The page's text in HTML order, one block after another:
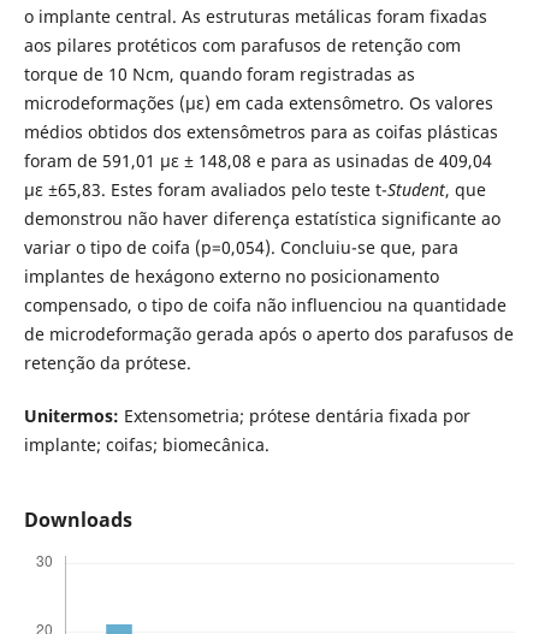
o implante central. As estruturas metálicas foram fixadas
aos pilares protéticos com parafusos de retenção com
torque de 10 Ncm, quando foram registradas as
microdeformações (με) em cada extensômetro. Os valores
médios obtidos dos extensômetros para as coifas plásticas
foram de 591,01 με ± 148,08 e para as usinadas de 409,04
με ±65,83. Estes foram avaliados pelo teste t-Student, que
demonstrou não haver diferença estatística significante ao
variar o tipo de coifa (p=0,054). Concluiu-se que, para
implantes de hexágono externo no posicionamento
compensado, o tipo de coifa não influenciou na quantidade
de microdeformação gerada após o aperto dos parafusos de
retenção da prótese.
Unitermos: Extensometria; prótese dentária fixada por
implante; coifas; biomecânica.
Downloads